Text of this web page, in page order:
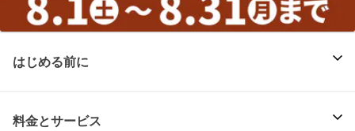
はじめる前に
料金とサービス